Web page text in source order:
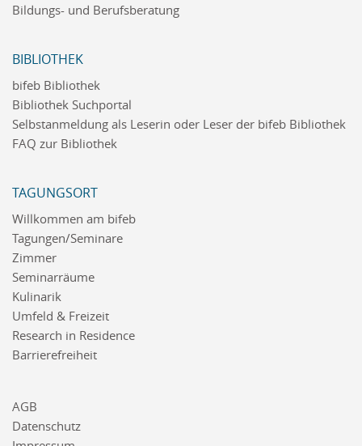
Bildungs- und Berufsberatung
BIBLIOTHEK
bifeb Bibliothek
Bibliothek Suchportal
Selbstanmeldung als Leserin oder Leser der bifeb Bibliothek
FAQ zur Bibliothek
TAGUNGSORT
Willkommen am bifeb
Tagungen/Seminare
Zimmer
Seminarräume
Kulinarik
Umfeld & Freizeit
Research in Residence
Barrierefreiheit
AGB
Datenschutz